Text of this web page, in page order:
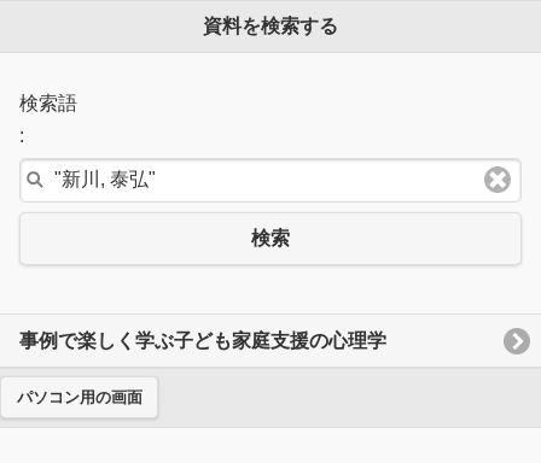
資料を検索する
検索語
:
検索
事例で楽しく学ぶ子ども家庭支援の心理学
パソコン用の画面